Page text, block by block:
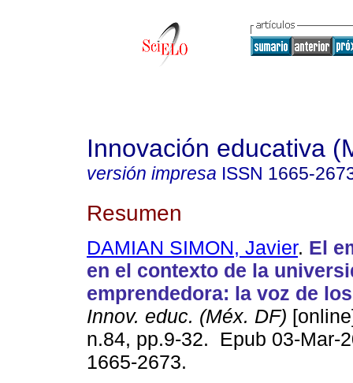
Innovación educativa
versión impresa ISSN 1665-
Resumen
DAMIAN SIMON, Javier. El
en el contexto de la
emprendedora: la voz de
Innov. educ. (Méx. DF)
n.84, pp.9-32. Epub 03-Mar-
1665-2673.